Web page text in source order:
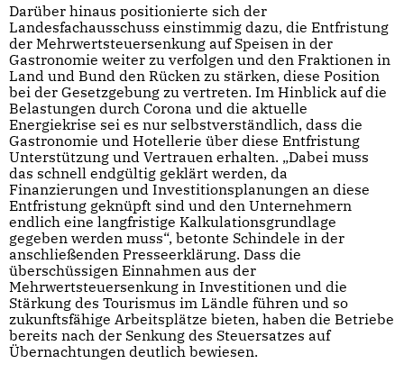
Darüber hinaus positionierte sich der
Landesfachausschuss einstimmig dazu, die Entfristung
der Mehrwertsteuersenkung auf Speisen in der
Gastronomie weiter zu verfolgen und den Fraktionen in
Land und Bund den Rücken zu stärken, diese Position
bei der Gesetzgebung zu vertreten. Im Hinblick auf die
Belastungen durch Corona und die aktuelle
Energiekrise sei es nur selbstverständlich, dass die
Gastronomie und Hotellerie über diese Entfristung
Unterstützung und Vertrauen erhalten. „Dabei muss
das schnell endgültig geklärt werden, da
Finanzierungen und Investitionsplanungen an diese
Entfristung geknüpft sind und den Unternehmern
endlich eine langfristige Kalkulationsgrundlage
gegeben werden muss“, betonte Schindele in der
anschließenden Presseerklärung. Dass die
überschüssigen Einnahmen aus der
Mehrwertsteuersenkung in Investitionen und die
Stärkung des Tourismus im Ländle führen und so
zukunftsfähige Arbeitsplätze bieten, haben die Betriebe
bereits nach der Senkung des Steuersatzes auf
Übernachtungen deutlich bewiesen.